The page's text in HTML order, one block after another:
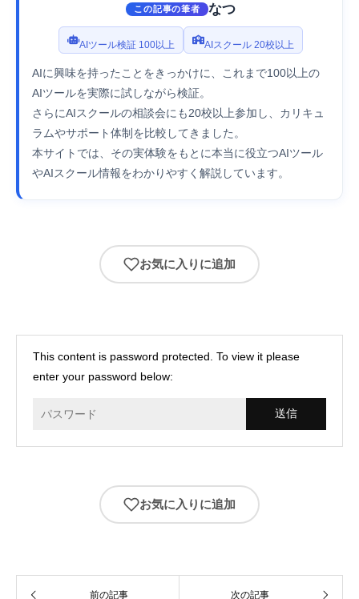
この記事の筆者 なつ
AIツール検証 100以上 AIスクール 20校以上
AIに興味を持ったことをきっかけに、これまで100以上の
AIツールを実際に試しながら検証。
さらにAIスクールの相談会にも20校以上参加し、カリキュ
ラムやサポート体制を比較してきました。
本サイトでは、その実体験をもとに本当に役立つAIツール
やAIスクール情報をわかりやすく解説しています。
お気に入りに追加
This content is password protected. To view it please
enter your password below:
お気に入りに追加
前の記事 次の記事